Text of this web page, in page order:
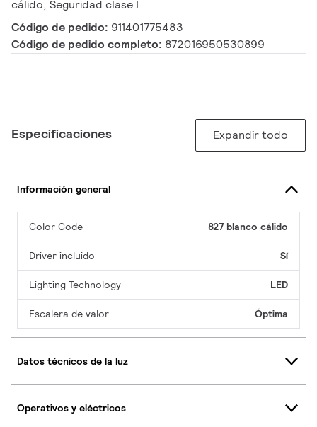
cálido, Seguridad clase I
Código de pedido: 911401775483
Código de pedido completo: 872016950530899
Especificaciones Expandir todo
Información general
Color Code 827 blanco cálido
Driver incluido Sí
Lighting Technology LED
Escalera de valor Óptima
Datos técnicos de la luz
Operativos y eléctricos